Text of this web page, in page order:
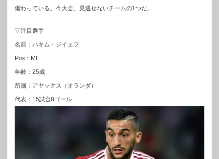
備わっている。今大会、見逃せないチームの1つだ。
▽注目選手
名前：ハキム・ジイェフ
Pos：MF
年齢：25歳
所属：アヤックス（オランダ）
代表：15試合8ゴール